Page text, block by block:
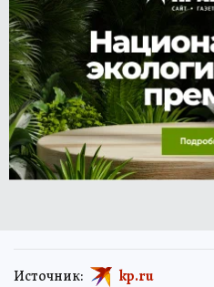
Источник: kp.ru